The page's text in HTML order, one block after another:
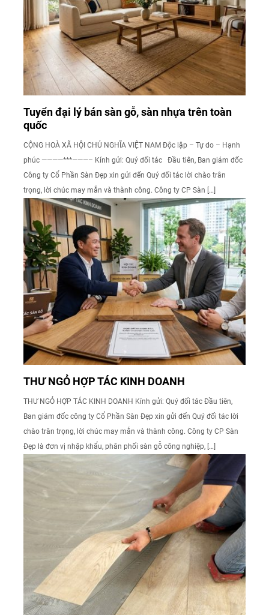
Tuyển đại lý bán sàn gỗ, sàn nhựa trên toàn
quốc
CỘNG HOÀ XÃ HỘI CHỦ NGHĨA VIỆT NAM Độc lập – Tự do – Hạnh
phúc ————***———– Kính gửi: Quý đối tác Đầu tiên, Ban giám đốc
Công ty Cổ Phần Sàn Đẹp xin gửi đến Quý đối tác lời chào trân
trọng, lời chúc may mắn và thành công. Công ty CP Sàn […]
THƯ NGỎ HỢP TÁC KINH DOANH
THƯ NGỎ HỢP TÁC KINH DOANH Kính gửi: Quý đối tác Đầu tiên,
Ban giám đốc công ty Cổ Phần Sàn Đẹp xin gửi đến Quý đối tác lời
chào trân trọng, lời chúc may mắn và thành công. Công ty CP Sàn
Đẹp là đơn vị nhập khẩu, phân phối sàn gỗ công nghiệp, […]